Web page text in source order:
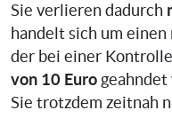
Sie verlieren dadurch
handelt sich um
der bei einer
von 10 Euro
Sie trotzdem zeitnah